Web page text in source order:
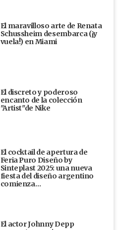
El maravilloso arte de Renata
Schussheim desembarca (¡y
vuela!) en Miami
El discreto y poderoso
encanto de la colección
"Artist"de Nike
El cocktail de apertura de
Feria Puro Diseño by
Sinteplast 2025: una nueva
fiesta del diseño argentino
comienza…
El actor Johnny Depp